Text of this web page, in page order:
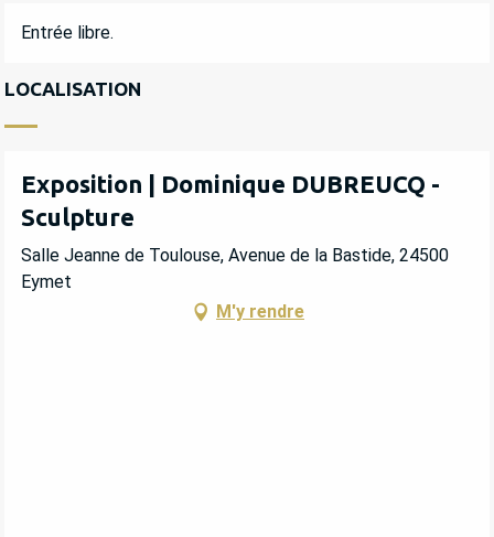
Entrée libre.
LOCALISATION
Exposition | Dominique DUBREUCQ -
Sculpture
Salle Jeanne de Toulouse, Avenue de la Bastide, 24500
Eymet
M'y rendre